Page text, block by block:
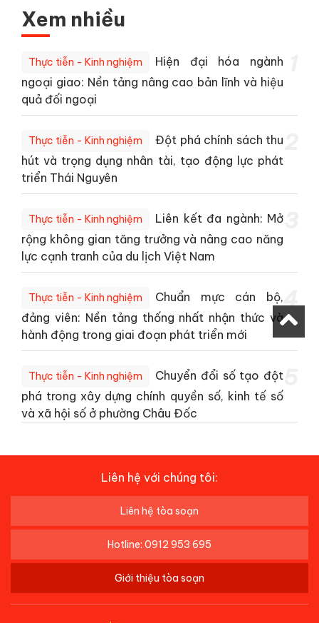
Xem nhiều
Thực tiễn - Kinh nghiệm
Hiện đại hóa ngành
ngoại giao: Nền tảng nâng cao bản lĩnh và hiệu
quả đối ngoại
Thực tiễn - Kinh nghiệm
Đột phá chính sách thu
hút và trọng dụng nhân tài, tạo động lực phát
triển Thái Nguyên
Thực tiễn - Kinh nghiệm
Liên kết đa ngành: Mở
rộng không gian tăng trưởng và nâng cao năng
lực cạnh tranh của du lịch Việt Nam
Thực tiễn - Kinh nghiệm
Chuẩn mực cán bộ,
đảng viên: Nền tảng thống nhất nhận thức và
hành động trong giai đoạn phát triển mới
4
Thực tiễn - Kinh nghiệm
Chuyển đổi số tạo đột
phá trong xây dựng chính quyền số, kinh tế số
và xã hội số ở phường Châu Đốc
Liên hệ với chúng tôi:
Liên hệ tòa soạn
Hotline: 0912 953 695
Giới thiệu tòa soạn